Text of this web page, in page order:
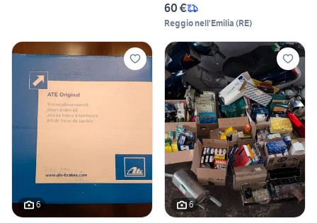
60 €
Reggio nell'Emilia (RE)
6 6